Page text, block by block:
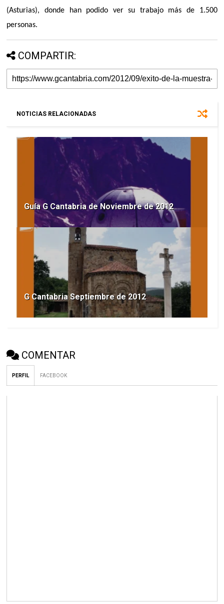
(Asturias), donde han podido ver su trabajo más de 1.500
personas.
COMPARTIR:
NOTICIAS RELACIONADAS
Guía G Cantabria de Noviembre de 2012
G Cantabria Septiembre de 2012
COMENTAR
PERFIL FACEBOOK